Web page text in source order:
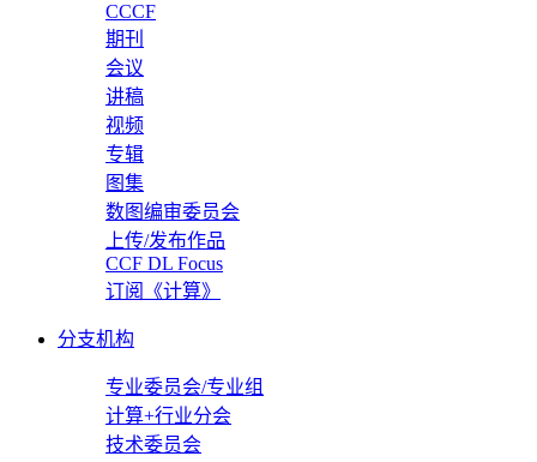
CCCF
期刊
会议
讲稿
视频
专辑
图集
数图编审委员会
上传/发布作品
CCF DL Focus
订阅《计算》
分支机构
专业委员会/专业组
计算+行业分会
技术委员会